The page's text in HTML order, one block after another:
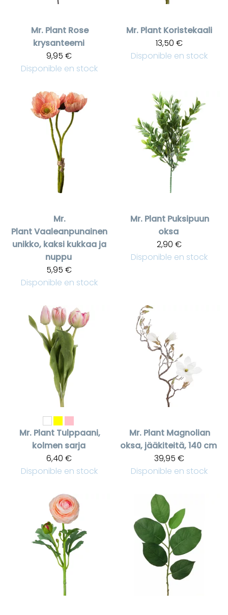
Mr. Plant Rose
krysanteemi
9,95 €
Disponible en stock
Mr. Plant Koristekaali
13,50 €
Disponible en stock
Mr.
PlantVaaleanpunainen
unikko, kaksi kukkaa ja
nuppu
5,95 €
Disponible en stock
Mr. Plant Puksipuun
oksa
2,90 €
Disponible en stock
Mr. Plant Tulppaani,
kolmen sarja
6,40 €
Disponible en stock
Mr. Plant Magnolian
oksa, jääkiteitä, 140 cm
39,95 €
Disponible en stock